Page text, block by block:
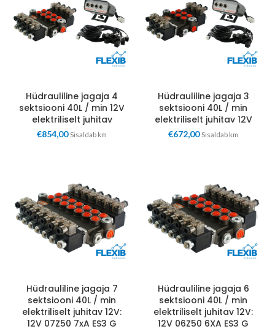
Hüdrauliline jagaja 4
sektsiooni 40L / min 12V
elektriliselt juhitav
€854,00 Sisaldab km
Hüdrauliline jagaja 3
sektsiooni 40L / min
elektriliselt juhitav 12V
€672,00 Sisaldab km
Hüdrauliline jagaja 7
sektsiooni 40L / min
elektriliselt juhitav 12V:
12V 07Z50 7xA ES3 G
Hüdrauliline jagaja 6
sektsiooni 40L / min
elektriliselt juhitav 12V:
12V 06Z50 6XA ES3 G